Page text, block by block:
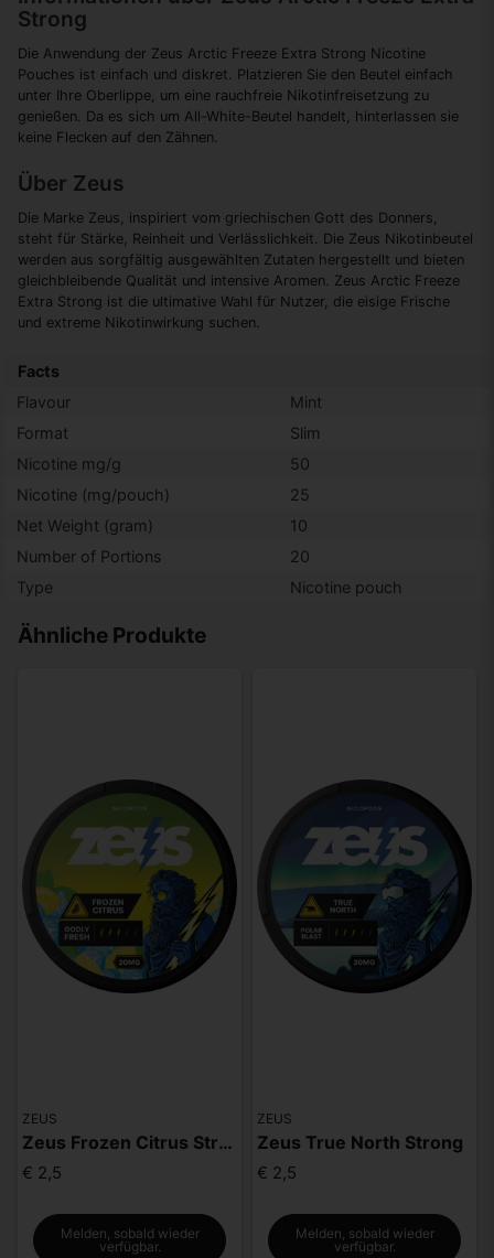
Ähnliche Produkte
ZEUS
Zeus Frozen Citrus Strong
€ 2,5
Melden, sobald wieder
verfügbar.
ZEUS
Zeus True North Strong
€ 2,5
Melden, sobald wieder
verfügbar.
Strong
Die Anwendung der Zeus Arctic Freeze Extra Strong Nicotine
Pouches ist einfach und diskret. Platzieren Sie den Beutel einfach
unter Ihre Oberlippe, um eine rauchfreie Nikotinfreisetzung zu
genießen. Da es sich um All-White-Beutel handelt, hinterlassen sie
keine Flecken auf den Zähnen.
Über Zeus
Die Marke Zeus, inspiriert vom griechischen Gott des Donners,
steht für Stärke, Reinheit und Verlässlichkeit. Die Zeus Nikotinbeutel
werden aus sorgfältig ausgewählten Zutaten hergestellt und bieten
gleichbleibende Qualität und intensive Aromen. Zeus Arctic Freeze
Extra Strong ist die ultimative Wahl für Nutzer, die eisige Frische
und extreme Nikotinwirkung suchen.
Facts
Flavour
Mint
Format
Slim
Nicotine mg/g
50
Nicotine (mg/pouch)
25
Net Weight (gram)
10
Number of Portions
20
Type
Nicotine pouch